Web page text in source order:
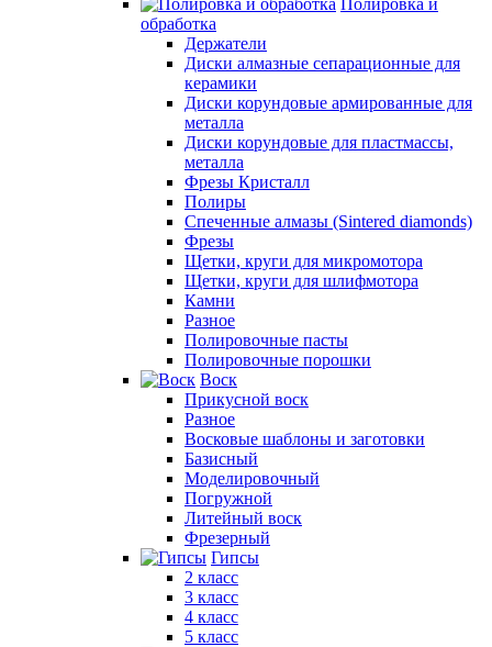
Полировка и
обработка
Держатели
Диски алмазные сепарационные для
керамики
Диски корундовые армированные для
металла
Диски корундовые для пластмассы,
металла
Фрезы Кристалл
Полиры
Спеченные алмазы (Sintered diamonds)
Фрезы
Щетки, круги для микромотора
Щетки, круги для шлифмотора
Камни
Разное
Полировочные пасты
Полировочные порошки
Воск
Прикусной воск
Разное
Восковые шаблоны и заготовки
Базисный
Моделировочный
Погружной
Литейный воск
Фрезерный
Гипсы
2 класс
3 класс
4 класс
5 класс